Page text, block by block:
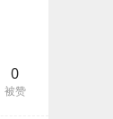
0
被赞